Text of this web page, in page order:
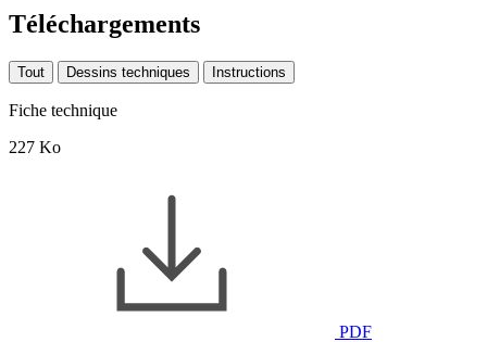
Téléchargements
Tout Dessins techniques Instructions
Fiche technique
227 Ko
PDF